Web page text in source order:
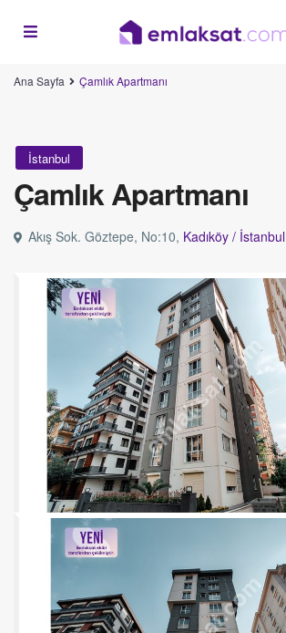
Ana Sayfa Çamlık Apartmanı
İstanbul
Çamlık Apartmanı
Akış Sok. Göztepe, No:10, Kadıköy / İstanbul